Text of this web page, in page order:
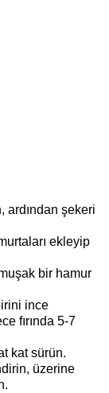
ardından şekeri
ekleyip
bir hamur
ince
fırında 5-7
kat sürün.
üzerine